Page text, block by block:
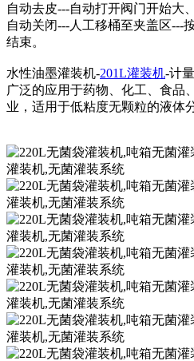
自动去皮---自动打开阀门开始大
自动关闭---人工移桶至夹盖区---
结束。
水性油墨灌装机-201L灌装机-计量
广泛的应用于药物、化工、食品
业，适用于低粘度无颗粒的液体